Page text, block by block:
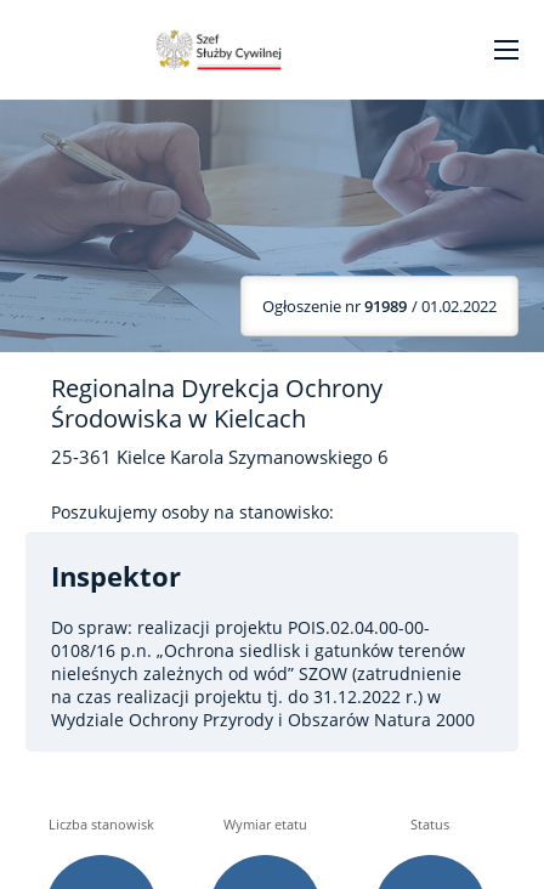
Ogłoszenie nr91989 / 01.02.2022
Regionalna Dyrekcja Ochrony
Środowiska w Kielcach
25-361 Kielce Karola Szymanowskiego 6
Poszukujemy osoby na stanowisko:
Inspektor
Do spraw: realizacji projektu POIS.02.04.00-00-
0108/16 p.n. „Ochrona siedlisk i gatunków terenów
nieleśnych zależnych od wód” SZOW (zatrudnienie
na czas realizacji projektu tj. do 31.12.2022 r.) w
Wydziale Ochrony Przyrody i Obszarów Natura 2000
Liczba stanowisk Wymiar etatu Status